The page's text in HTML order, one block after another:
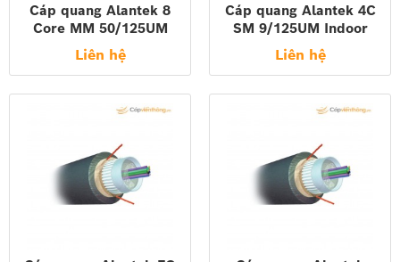
Cáp quang Alantek 8
Core MM 50/125UM
Indoor Distribution FO
Cable, LSZH Jacket
306-553008-Y0LS
Liên hệ
Cáp quang Alantek 4C
SM 9/125UM Indoor
LSZH jacket 306-
773004-Y0LS
Liên hệ